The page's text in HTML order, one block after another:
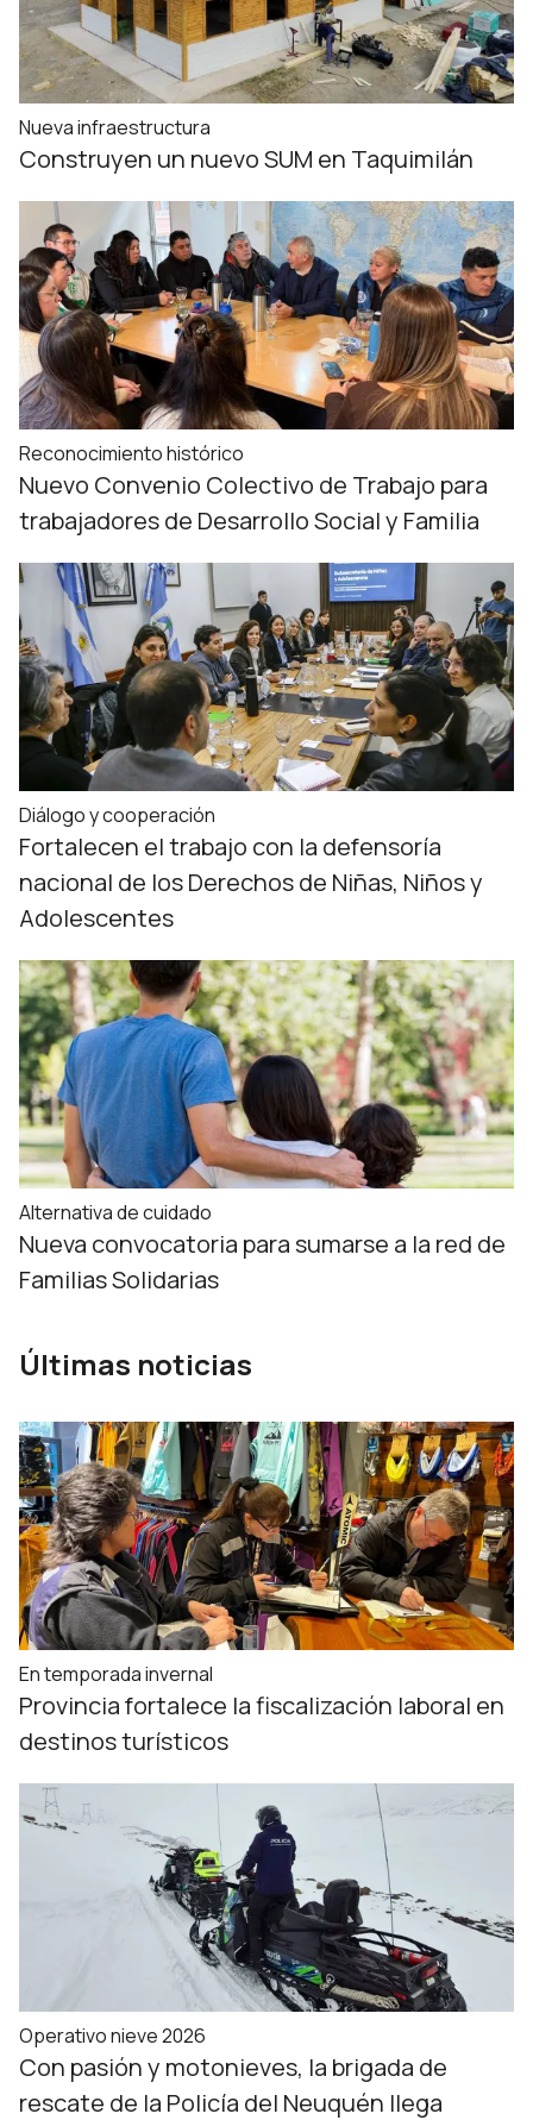
Nueva infraestructura
Construyen un nuevo SUM en Taquimilán
Reconocimiento histórico
Nuevo Convenio Colectivo de Trabajo para
trabajadores de Desarrollo Social y Familia
Diálogo y cooperación
Fortalecen el trabajo con la defensoría
nacional de los Derechos de Niñas, Niños y
Adolescentes
Alternativa de cuidado
Nueva convocatoria para sumarse a la red de
Familias Solidarias
Últimas noticias
En temporada invernal
Provincia fortalece la fiscalización laboral en
destinos turísticos
Operativo nieve 2026
Con pasión y motonieves, la brigada de
rescate de la Policía del Neuquén llega